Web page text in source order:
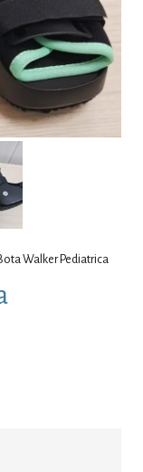
Walker Pediatrica